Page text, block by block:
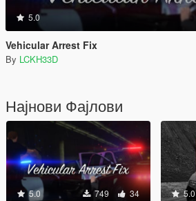
5.0
Vehicular Arrest Fix
By LCKH33D
Најнови Фајлови
5.0 749 34 5.0